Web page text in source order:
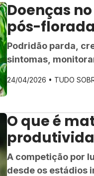
Doenças
pós-
Podridão parda,
sintomas,
24/04/2026 • TUDO
O que é
A competição por
desde os estádios